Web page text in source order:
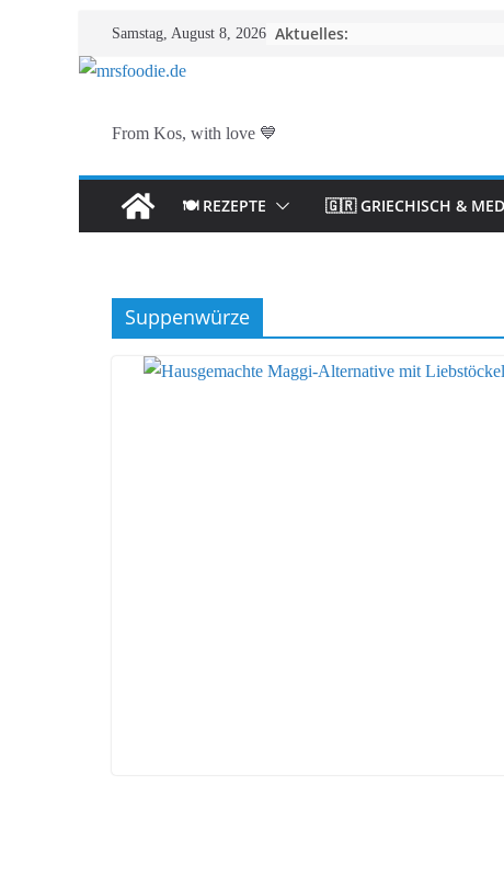
Inhalt
Samstag, August 8, 2026 Aktuelles:
From Kos, with love 💙
🍽️ REZEPTE 🇬🇷 GRIECHISCH &
Suppenwürze